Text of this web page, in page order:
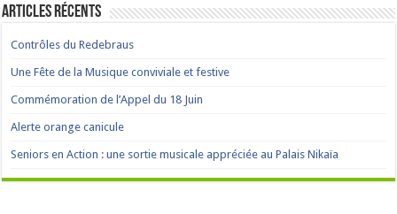
Articles récents
Contrôles du Redebraus
Une Fête de la Musique conviviale et festive
Commémoration de l’Appel du 18 Juin
Alerte orange canicule
Seniors en Action : une sortie musicale appréciée au Palais Nikaïa